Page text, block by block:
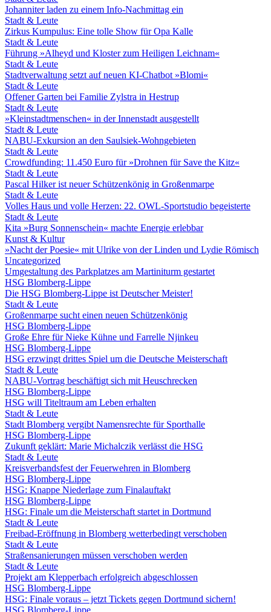
Johanniter laden zu einem Info-Nachmittag ein
Stadt & Leute
Zirkus Kumpulus: Eine tolle Show für Opa Kalle
Stadt & Leute
Führung »Alheyd und Kloster zum Heiligen Leichnam«
Stadt & Leute
Stadtverwaltung setzt auf neuen KI-Chatbot »Blomi«
Stadt & Leute
Offener Garten bei Familie Zylstra in Hestrup
Stadt & Leute
»Kleinstadtmenschen« in der Innenstadt ausgestellt
Stadt & Leute
NABU-Exkursion an den Saulsiek-Wohngebieten
Stadt & Leute
Crowdfunding: 11.450 Euro für »Drohnen für Save the Kitz«
Stadt & Leute
Pascal Hilker ist neuer Schützenkönig in Großenmarpe
Stadt & Leute
Volles Haus und volle Herzen: 22. OWL-Sportstudio begeisterte
Stadt & Leute
Kita »Burg Sonnenschein« machte Energie erlebbar
Kunst & Kultur
»Nacht der Poesie« mit Ulrike von der Linden und Lydie Römisch
Uncategorized
Umgestaltung des Parkplatzes am Martiniturm gestartet
HSG Blomberg-Lippe
Die HSG Blomberg-Lippe ist Deutscher Meister!
Stadt & Leute
Großenmarpe sucht einen neuen Schützenkönig
HSG Blomberg-Lippe
Große Ehre für Nieke Kühne und Farrelle Njinkeu
HSG Blomberg-Lippe
HSG erzwingt drittes Spiel um die Deutsche Meisterschaft
Stadt & Leute
NABU-Vortrag beschäftigt sich mit Heuschrecken
HSG Blomberg-Lippe
HSG will Titeltraum am Leben erhalten
Stadt & Leute
Stadt Blomberg vergibt Namensrechte für Sporthalle
HSG Blomberg-Lippe
Zukunft geklärt: Marie Michalczik verlässt die HSG
Stadt & Leute
Kreisverbandsfest der Feuerwehren in Blomberg
HSG Blomberg-Lippe
HSG: Knappe Niederlage zum Finalauftakt
HSG Blomberg-Lippe
HSG: Finale um die Meisterschaft startet in Dortmund
Stadt & Leute
Freibad-Eröffnung in Blomberg wetterbedingt verschoben
Stadt & Leute
Straßensanierungen müssen verschoben werden
Stadt & Leute
Projekt am Klepperbach erfolgreich abgeschlossen
HSG Blomberg-Lippe
HSG: Finale voraus – jetzt Tickets gegen Dortmund sichern!
HSG Blomberg-Lippe